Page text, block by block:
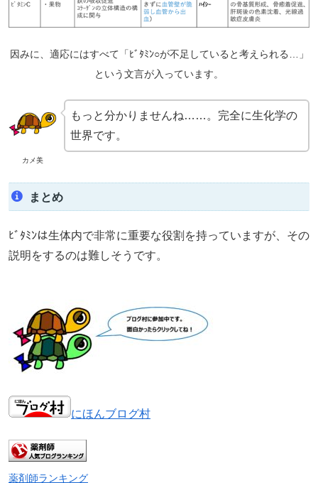
因みに、適応にはすべて「ﾋﾞﾀﾐﾝ○が不足していると考えられる…」
という文言が入っています。
カメ美
もっと分かりませんね……。完全に生化学の
世界です。
まとめ
ﾋﾞﾀﾐﾝは生体内で非常に重要な役割を持っていますが、その
説明をするのは難しそうです。
にほんブログ村
薬剤師ランキング